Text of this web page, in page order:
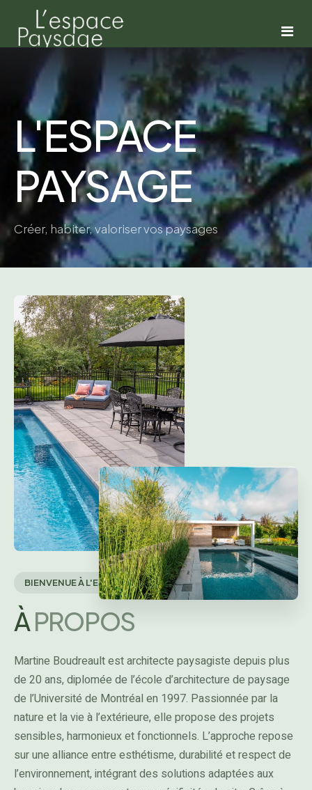
À PROPOS
PROJETS
Jefo
L'Héritage
CPE coeur de l'île
Urbain
Le jardin des murmures
Ange-Gardien
Centre communautaire de Sainte-Hélène de Bagot
SERVICES
CONTACT
L'ESPACE
PAYSAGE
Créer, habiter, valoriser vos paysages
BIENVENUE À L'ESPACE PAYSAGE
ÀPROPOS
Martine Boudreault est architecte paysagiste depuis plus
de 20 ans, diplomée de l’école d’architecture de paysage
de l’Université de Montréal en 1997. Passionnée par la
nature et la vie à l’extérieure, elle propose des projets
sensibles, harmonieux et fonctionnels. L’approche repose
sur une alliance entre esthétisme, durabilité et respect de
l’environnement, intégrant des solutions adaptées aux